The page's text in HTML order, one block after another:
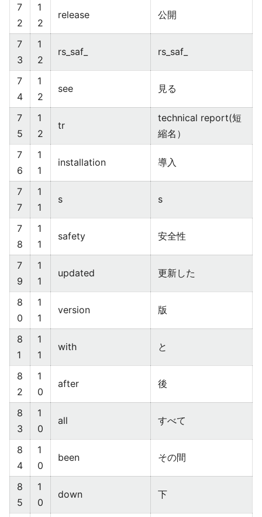
7
2
1
2
release 公開
7
3
1
2
rs_saf_ rs_saf_
7
4
1
2
see 見る
7
5
1
2
tr
technical report(短
縮名）
7
6
1
1
installation 導入
7
7
1
1
s s
7
8
1
1
safety 安全性
7
9
1
1
updated 更新した
8
0
1
1
version 版
8
1
1
1
with と
8
2
1
0
after 後
8
3
1
0
all すべて
8
4
1
0
been その間
8
5
1
0
down 下